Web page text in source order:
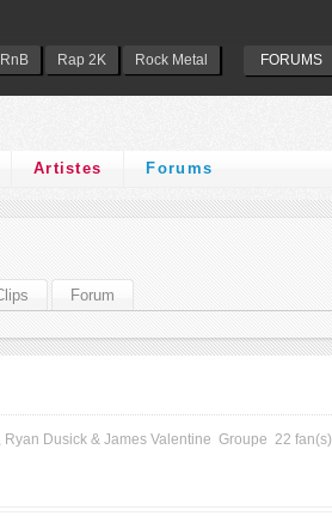
RnB Rap 2K Rock Metal FORUMS
Artistes Forums
Forum
Dusick & James Valentine Groupe 22 fan(s)